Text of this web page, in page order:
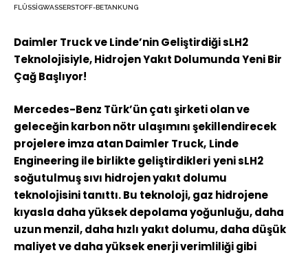
FLÜSSIGWASSERSTOFF-BETANKUNG
Daimler Truck ve Linde’nin Geliştirdiği sLH2
Teknolojisiyle, Hidrojen Yakıt Dolumunda Yeni Bir
Çağ Başlıyor!
Mercedes-Benz Türk’ün çatı şirketi olan ve
geleceğin karbon nötr ulaşımını şekillendirecek
projelere imza atan Daimler Truck, Linde
Engineering ile birlikte geliştirdikleriyeni sLH2
soğutulmuş sıvı hidrojen yakıt dolumu
teknolojisini tanıttı. Bu teknoloji, gaz hidrojene
kıyasla daha yüksek depolama yoğunluğu, daha
uzun menzil, daha hızlı yakıt dolumu, daha düşük
maliyet ve daha yüksek enerji verimliliği gibi